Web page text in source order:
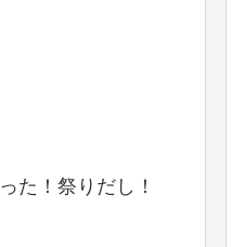
た！祭りだし！